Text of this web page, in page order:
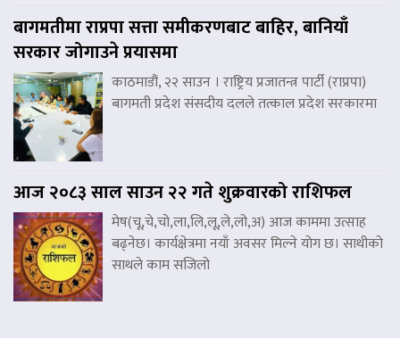
बागमतीमा राप्रपा सत्ता समीकरणबाट बाहिर, बानियाँ
सरकार जोगाउने प्रयासमा
काठमाडौं, २२ साउन । राष्ट्रिय प्रजातन्त्र पार्टी (राप्रपा)
बागमती प्रदेश संसदीय दलले तत्काल प्रदेश सरकारमा
आज २०८३ साल साउन २२ गते शुक्रवारको राशिफल
मेष(चू,चे,चो,ला,लि,लू,ले,लो,अ) आज काममा उत्साह
बढ्नेछ। कार्यक्षेत्रमा नयाँ अवसर मिल्ने योग छ। साथीको
साथले काम सजिलो